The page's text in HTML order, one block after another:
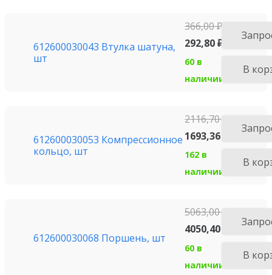
612600030043 Втулка шатуна,
шт
366,00₽
292,80₽
60 в
наличии
В
612600030053 Компрессионное
кольцо, шт
2116,70₽
1693,36
162 в
наличии
В
612600030068 Поршень, шт
5063,00₽
4050,40
60 в
наличии
В